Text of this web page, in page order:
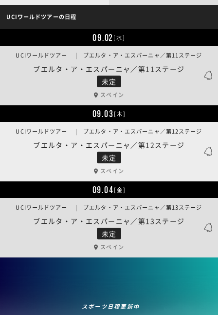
UCIワールドツアーの日程
09.02[水]
未定
ブエルタ・ア・エスパーニャ／第11ステージ
UCIワールドツアー | ブエルタ・ア・エスパーニャ／第11ステージ
スペイン
09.03[木]
未定
ブエルタ・ア・エスパーニャ／第12ステージ
UCIワールドツアー | ブエルタ・ア・エスパーニャ／第12ステージ
スペイン
09.04[金]
未定
ブエルタ・ア・エスパーニャ／第13ステージ
UCIワールドツアー | ブエルタ・ア・エスパーニャ／第13ステージ
スペイン
スポーツ日程更新中